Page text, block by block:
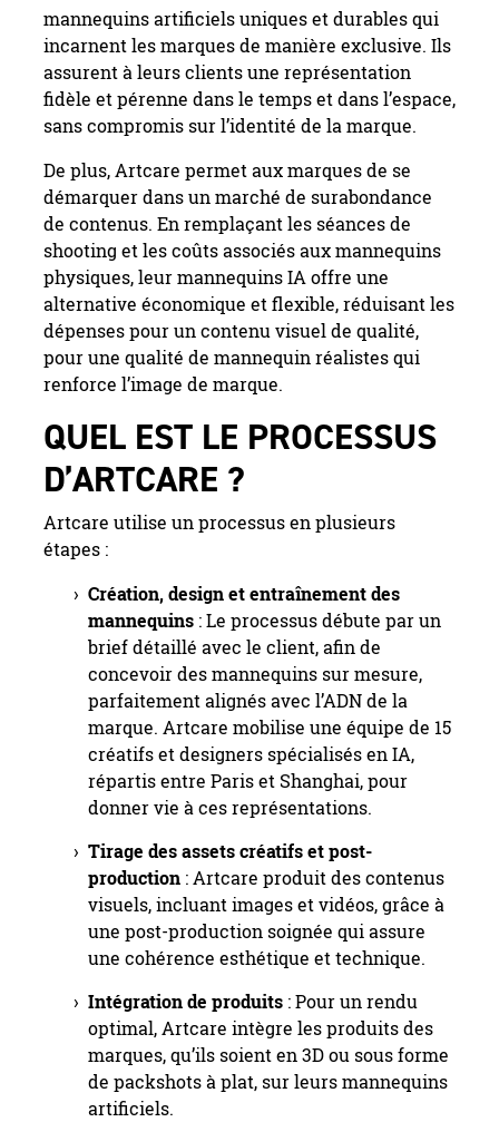
mannequins artificiels uniques et durables qui
incarnent les marques de manière exclusive. Ils
assurent à leurs clients une représentation
fidèle et pérenne dans le temps et dans l’espace,
sans compromis sur l’identité de la marque.
De plus, Artcare permet aux marques de se
démarquer dans un marché de surabondance
de contenus. En remplaçant les séances de
shooting et les coûts associés aux mannequins
physiques, leur mannequins IA offre une
alternative économique et flexible, réduisant les
dépenses pour un contenu visuel de qualité,
pour une qualité de mannequin réalistes qui
renforce l’image de marque.
QUEL EST LE PROCESSUS
D’ARTCARE ?
Artcare utilise un processus en plusieurs
étapes :
Création, design et entraînement des
mannequins : Le processus débute par un
brief détaillé avec le client, afin de
concevoir des mannequins sur mesure,
parfaitement alignés avec l’ADN de la
marque. Artcare mobilise une équipe de 15
créatifs et designers spécialisés en IA,
répartis entre Paris et Shanghai, pour
donner vie à ces représentations.
Tirage des assets créatifs et post-
production : Artcare produit des contenus
visuels, incluant images et vidéos, grâce à
une post-production soignée qui assure
une cohérence esthétique et technique.
Intégration de produits : Pour un rendu
optimal, Artcare intègre les produits des
marques, qu’ils soient en 3D ou sous forme
de packshots à plat, sur leurs mannequins
artificiels.